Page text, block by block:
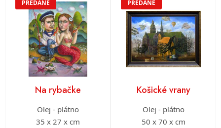
PREDANÉ
Na rybačke
Olej - plátno
35 x 27 x cm
PREDANÉ
Košické vrany
Olej - plátno
50 x 70 x cm